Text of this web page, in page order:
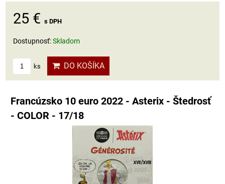
25 € s DPH
Dostupnosť:Skladom
ks DO KOŠÍKA
Francúzsko 10 euro 2022 - Asterix - Štedrosť
- COLOR - 17/18